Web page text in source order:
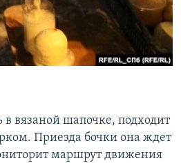
в вязаной шапочке, подходит
Приезда бочки она ждет
маршрут движения